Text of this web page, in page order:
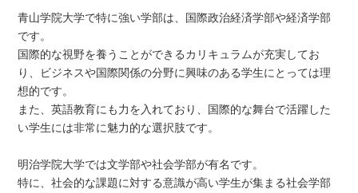
青山学院大学で特に強い学部は、国際政治経済学部や経済学部
です。
国際的な視野を養うことができるカリキュラムが充実してお
り、ビジネスや国際関係の分野に興味のある学生にとっては理
想的です。
また、英語教育にも力を入れており、国際的な舞台で活躍した
い学生には非常に魅力的な選択肢です。
明治学院大学では文学部や社会学部が有名です。
特に、社会的な課題に対する意識が高い学生が集まる社会学部